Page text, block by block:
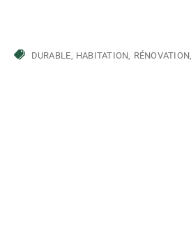
DURABLE HABITATION RÉNOVATION